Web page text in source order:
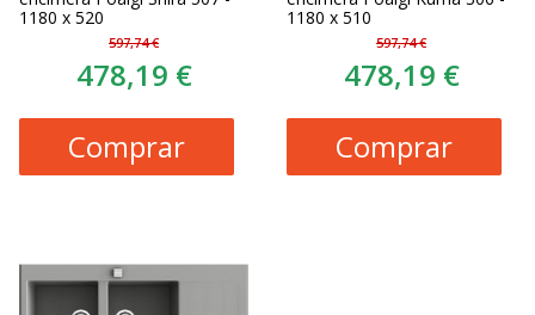
1180 x 520
597,74 €
478,19 €
Comprar
1180 x 510
597,74 €
478,19 €
Comprar